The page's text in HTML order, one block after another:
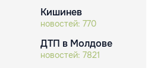
Кишинев
новостей: 770
ДТП в Молдове
новостей: 7821